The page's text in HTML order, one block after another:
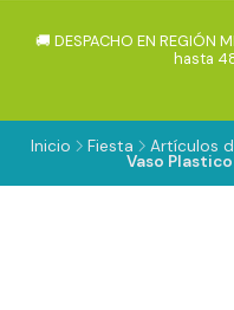
🚚 DESPACHO EN REGIÓN
hasta
Inicio Fiesta Artículos
Vaso